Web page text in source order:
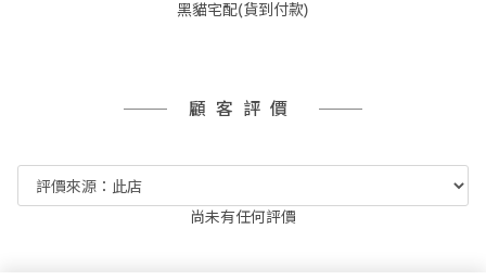
黑貓宅配(貨到付款)
顧客評價
尚未有任何評價